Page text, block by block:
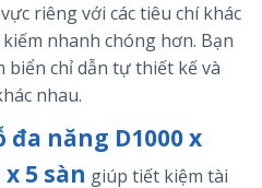
riêng với các tiêu chí khác
nhanh chóng hơn. Bạn
chỉ dẫn tự thiết kế và
nhau.
đa năng D1000 x
x 5 sàn giúp tiết kiệm tài